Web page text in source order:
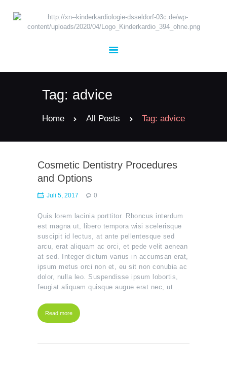
Tag: advice
Home All Posts Tag: advice
UNSER TEAM
KARDIOLOGIE
KINDERHEILKUNDE
TERMINE
Cosmetic Dentistry Procedures
and Options
Juli 5, 2017 0
Quis lorem lacinia porttitor. Rhoncus interdum
est magna ut, libero tempora wisi scelerisque
suscipit id lectus, at ante pellentesque sed
arcu, erat aliquam ac orci, et pede velit aenean
at sed. Integer dictum varius in accumsan erat,
ipsum metus orci non et, eu sit non conubia ac
dolor, nulla leo. Suspendisse ipsum lobortis,
feugiat aliquam quisque augue erat nec, ut…
Read more